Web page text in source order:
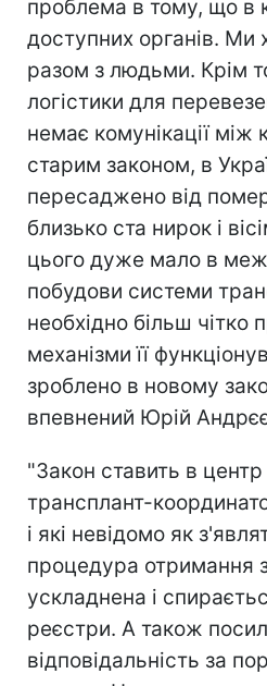
проблема в тому, що в
доступних органів. Ми
разом з людьми. Крім
логістики для
немає комунікації між
старим законом, в
пересаджено від
близько ста нирок і
цього дуже мало в
побудови системи
необхідно більш чітко
механізми її
зроблено в новому
впевнений Юрій
"Закон ставить в
трансплант-
і які невідомо як
процедура отримання
ускладнена і
реєстри. А також
відповідальність за